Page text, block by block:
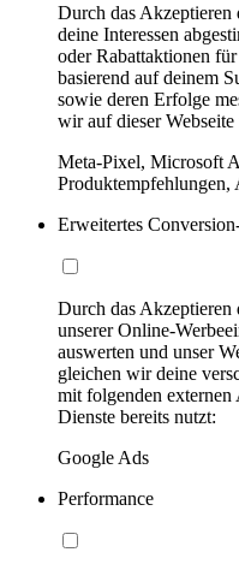
Durch das
deine Interessen
oder Rabattaktionen
basierend auf deinem
sowie deren Erfolge
wir auf dieser
Meta-Pixel, Microsoft
Produktempfehlungen,
Erweitertes
Durch das Akzeptieren
unserer Online-
auswerten und unser
gleichen wir deine
mit folgenden externen
Dienste bereits nutzt:
Google Ads
Performance